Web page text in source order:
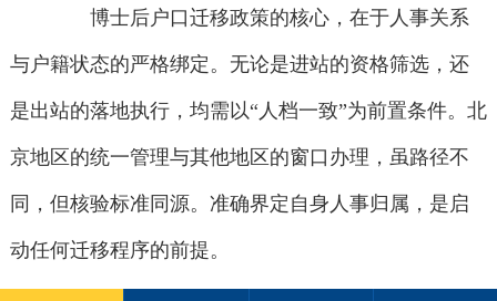
博士后户口迁移政策的核心，在于人事关系
与户籍状态的严格绑定。无论是进站的资格筛选，还
是出站的落地执行，均需以“人档一致”为前置条件。北
京地区的统一管理与其他地区的窗口办理，虽路径不
同，但核验标准同源。准确界定自身人事归属，是启
动任何迁移程序的前提。